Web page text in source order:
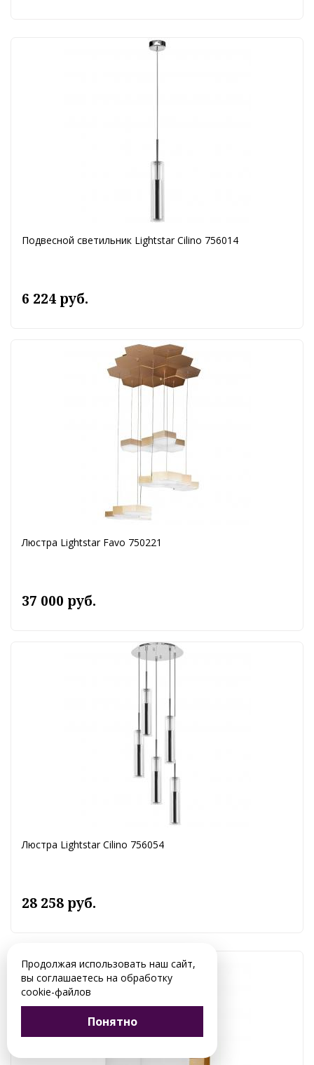
Подвесной светильник Lightstar Cilino 756014
6 224 руб.
Люстра Lightstar Favo 750221
37 000 руб.
Люстра Lightstar Cilino 756054
28 258 руб.
Продолжая использовать наш сайт,
вы соглашаетесь на обработку
cookie-файлов
Понятно